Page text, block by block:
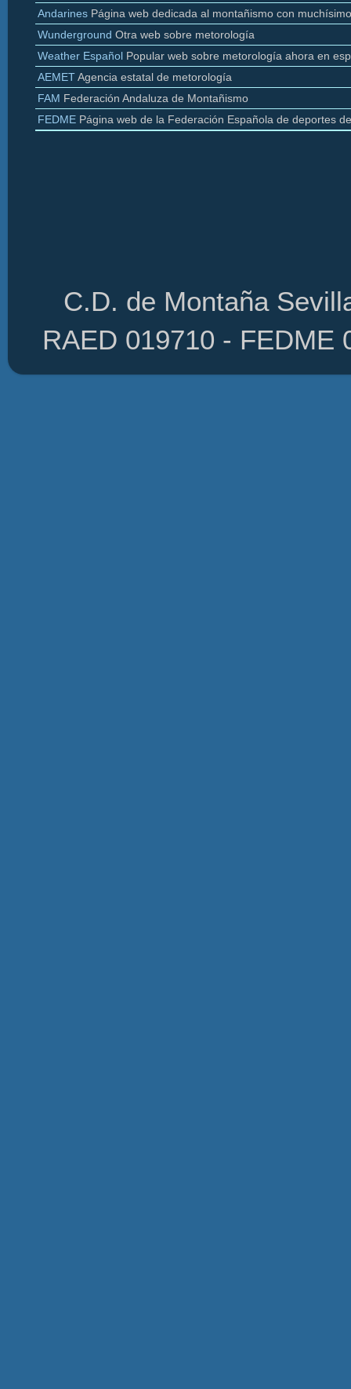
Andarines Página web dedicada al montañismo con
Wunderground Otra web sobre metorología
Weather Español Popular web sobre metorología ahora en
AEMETAgencia estatal de metorología
FAM Federación Andaluza de Montañismo
FEDME Página web de la Federación Española de deportes
C.D. de Montaña
RAED 019710 -